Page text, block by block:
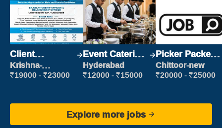
Client
Relationship
Executive
Krishna-
vijayawada
₹19000 - ₹23000
Event Catering
Staff
Hyderabad
₹12000 - ₹15000
Picker Packer
(Picking &
Packing)
Chittoor-new
₹20000 - ₹25000
Explore more jobs